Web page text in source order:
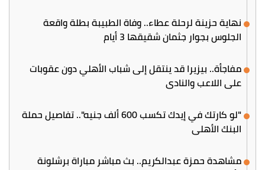
نهاية حزينة لرحلة عطاء.. وفاة الطبيبة بطلة واقعة
الجلوس بجوار جثمان شقيقها 3 أيام
مفاجأة.. بيزيرا قد ينتقل إلى شباب الأهلي دون عقوبات
على اللاعب والنادي
"لو كارتك في إيدك تكسب 600 ألف جنيه".. تفاصيل حملة
البنك الأهلي
مشاهدة حمزة عبدالكريم.. بث مباشر مباراة برشلونة